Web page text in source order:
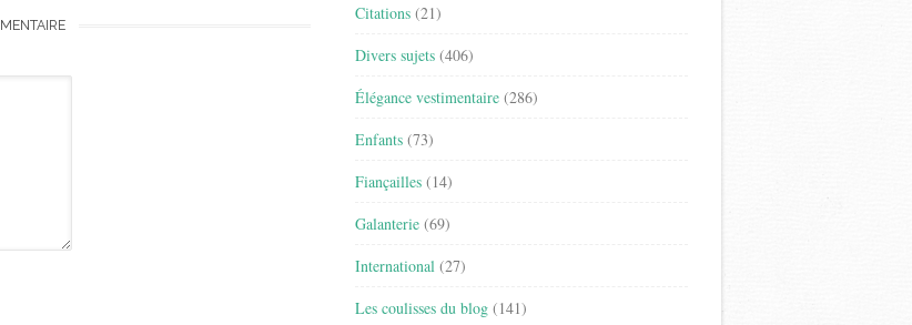
Citations (21)
Divers sujets (406)
Élégance vestimentaire (286)
Enfants (73)
Fiançailles (14)
Galanterie (69)
International (27)
Les coulisses du blog (141)